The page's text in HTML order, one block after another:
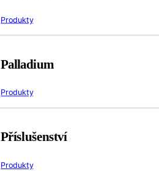
Produkty
Palladium
Produkty
Příslušenství
Produkty